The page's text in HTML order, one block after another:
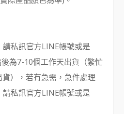
私訊官方LINE帳號或是
為7-10個工作天出貨（繁忙
），若有急需，急件處理
私訊官方LINE帳號或是